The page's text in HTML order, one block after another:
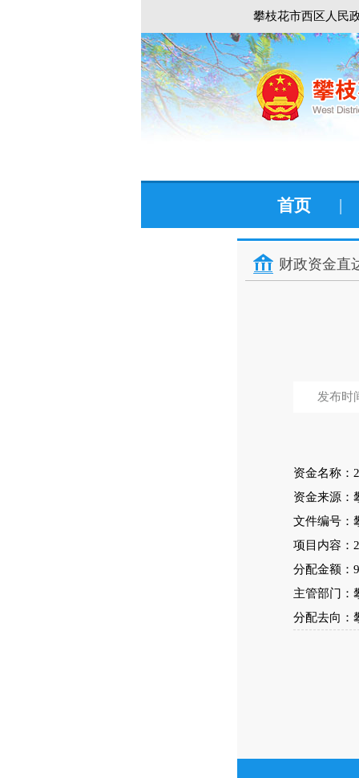
攀枝花市西区人民
首页 |
财政资金直
发布时
资金名称：
资金来源：
文件编号：
项目内容：
分配金额：
主管部门：
分配去向：